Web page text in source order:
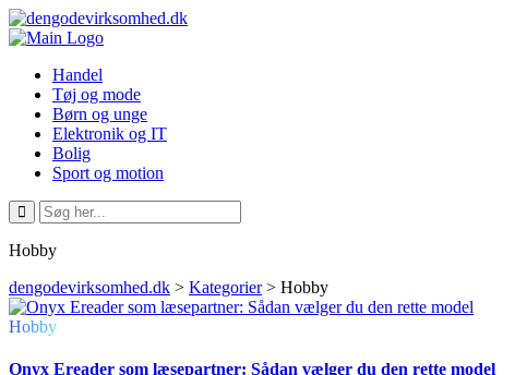
Handel
Tøj og mode
Børn og unge
Elektronik og IT
Bolig
Sport og motion
Hobby
dengodevirksomhed.dk > Kategorier> Hobby
Hobby
Onyx Ereader som læsepartner: Sådan vælger du den rette model